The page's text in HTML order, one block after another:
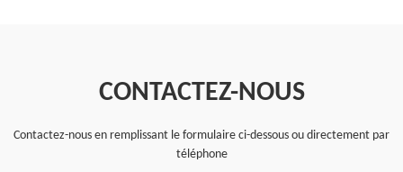
CONTACTEZ-NOUS
Contactez-nous en remplissant le formulaire ci-dessous ou directement par
téléphone